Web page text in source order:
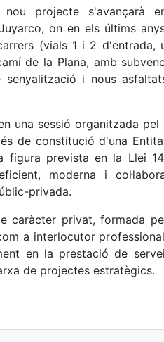
nou projecte s'avançarà
on en els últims
(vials 1 i 2
de la Plana, amb
senyalització i nous
una sessió organitzada
de constitució d'una
figura prevista en la Llei
moderna i
privada.
caràcter privat, formada
a interlocutor
en la prestació de
de projectes estratègics.